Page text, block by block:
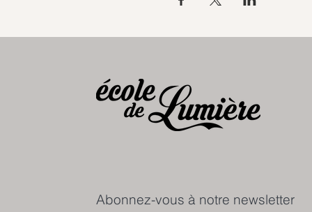
Abonnez-vous à notre newsletter